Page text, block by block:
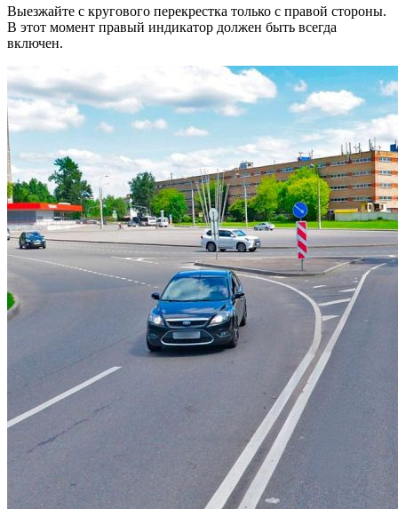
Выезжайте с кругового перекрестка только с правой стороны.
В этот момент правый индикатор должен быть всегда
включен.